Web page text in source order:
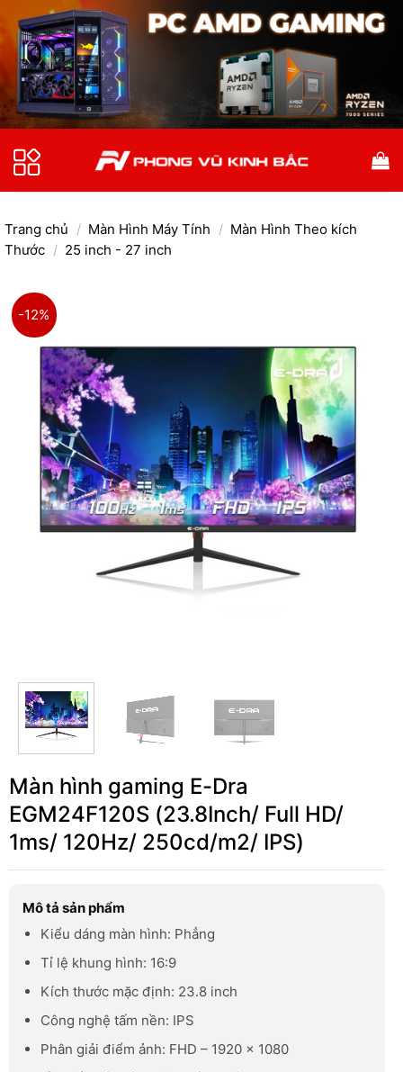
qua
nội
dung
Trang chủ / Màn Hình Máy Tính / Màn Hình Theo kích
Thước / 25 inch - 27 inch
-12%
Màn hình gaming E-Dra
EGM24F120S (23.8Inch/ Full HD/
1ms/ 120Hz/ 250cd/m2/ IPS)
Mô tả sản phẩm
Kiểu dáng màn hình: Phẳng
Tỉ lệ khung hình: 16:9
Kích thước mặc định: 23.8 inch
Công nghệ tấm nền: IPS
Phân giải điểm ảnh: FHD – 1920 x 1080